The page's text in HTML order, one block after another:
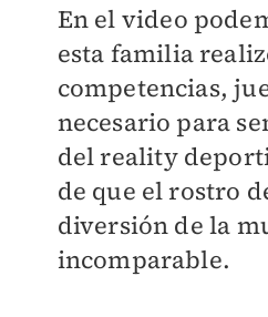
En el video
esta familia
competencias,
necesario para
del reality
de que el rostro
diversión de la
incomparable.